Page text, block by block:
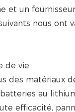
et un
nous ont
de vie
des matériaux
au
efficacité,